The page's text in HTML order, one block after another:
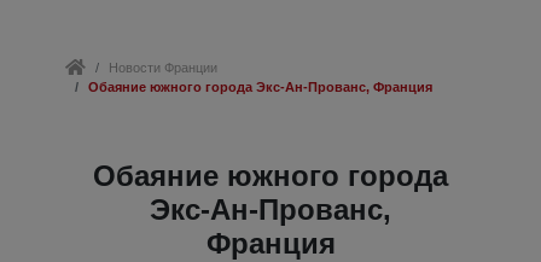
Новости Франции
Обаяние южного города Экс-Ан-Прованс, Франция
Обаяние южного города
Экс-Ан-Прованс,
Франция